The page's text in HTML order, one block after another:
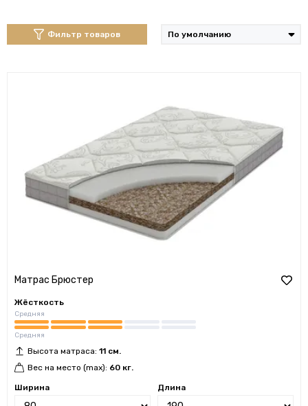
Фильтр товаров
Матрас Брюстер
Жёсткость
Средняя
Средняя
Высота матраса: 11 см.
Вес на место (max): 60 кг.
Ширина Длина